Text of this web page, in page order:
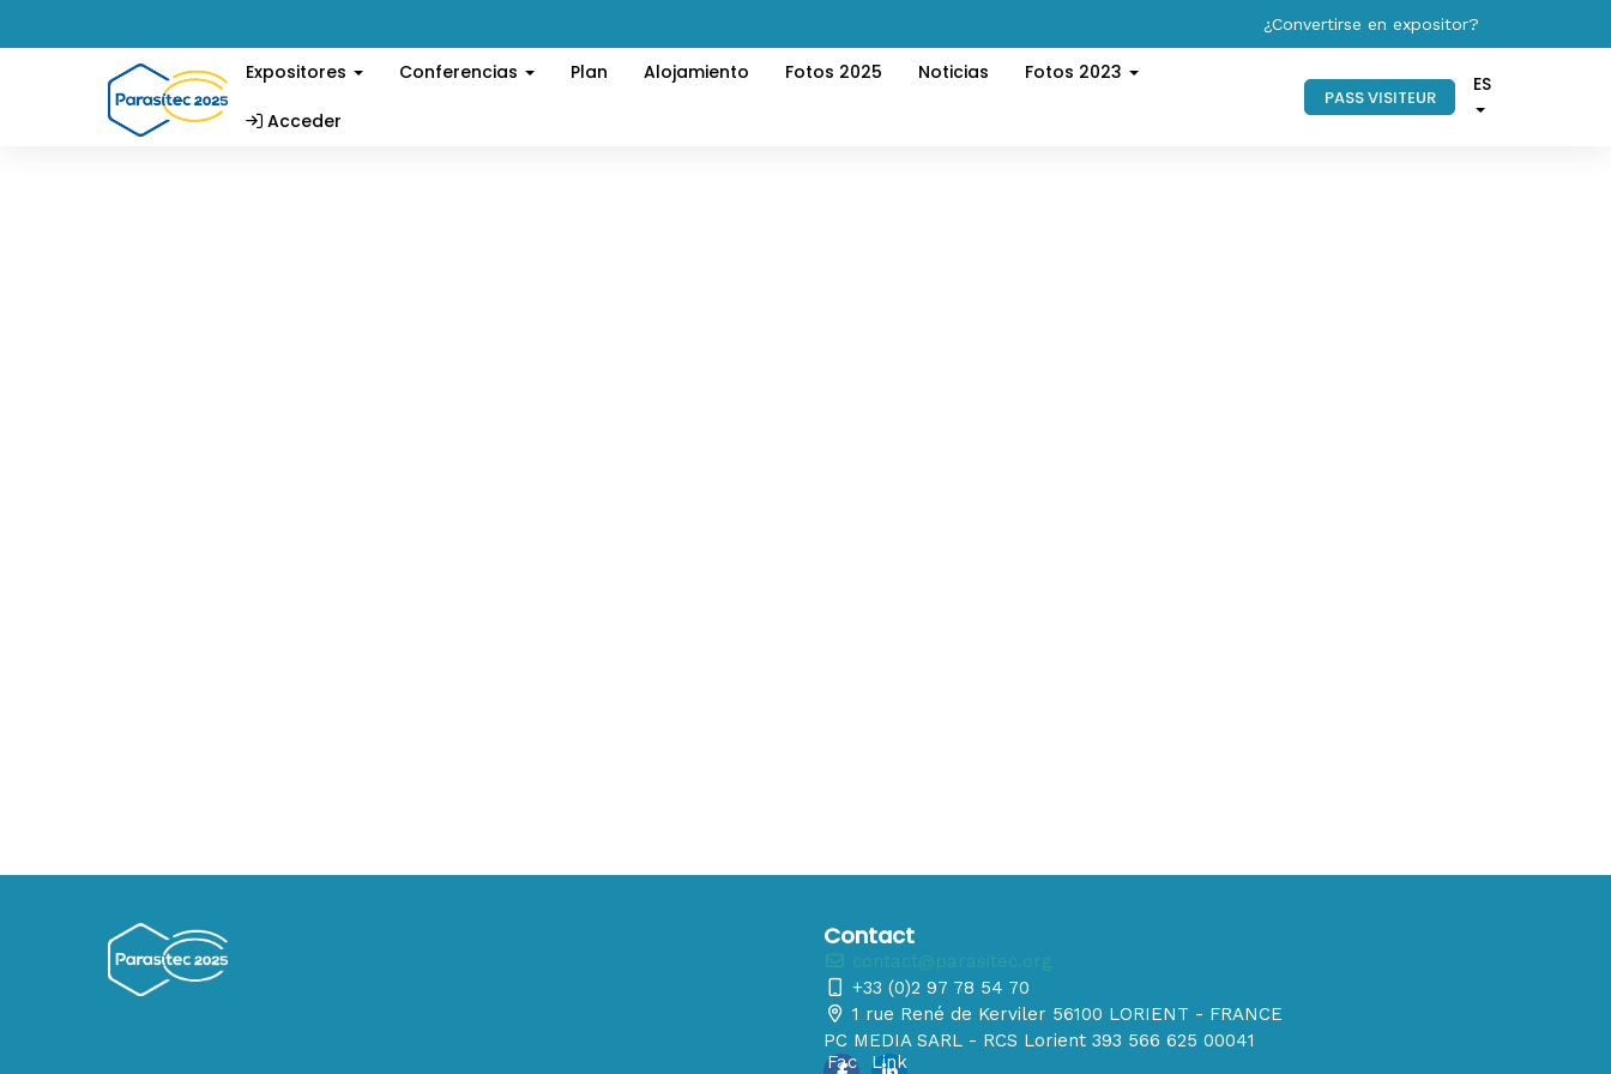
¿Convertirse en expositor?
Expositores Conferencias Plan Alojamiento Fotos 2025 Noticias Fotos 2023
Acceder
PASS VISITEUR
ES
Contact
+33 (0)2 97 78 54 70
1 rue René de Kerviler 56100 LORIENT - FRANCE
PC MEDIA SARL - RCS Lorient 393 566 625 00041
Fac
Link